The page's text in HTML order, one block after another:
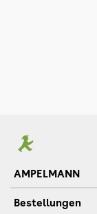
AMPELMANN
Bestellungen